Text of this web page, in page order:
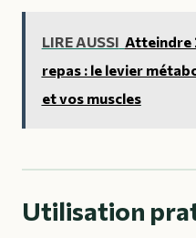
LIRE AUSSI Atteindre
repas : le levier
et vos muscles
Utilisation